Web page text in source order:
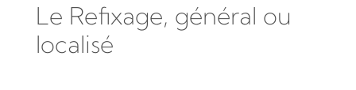
Le Refixage, général ou
localisé